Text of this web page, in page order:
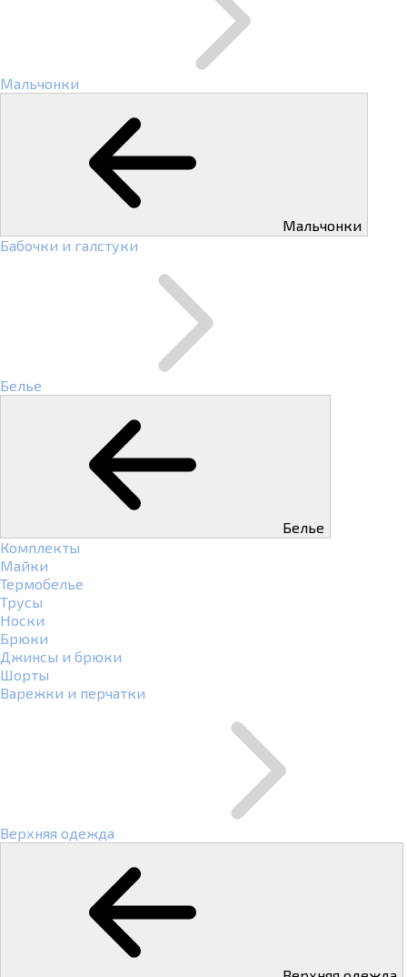
Мальчонки
Мальчонки
Бабочки и галстуки
Белье
Белье
Комплекты
Майки
Термобелье
Трусы
Носки
Брюки
Джинсы и брюки
Шорты
Варежки и перчатки
Верхняя одежда